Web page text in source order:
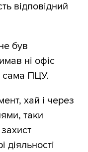
відповідний
був
ні офіс
сама ПЦУ.
хай і через
таки
діяльності